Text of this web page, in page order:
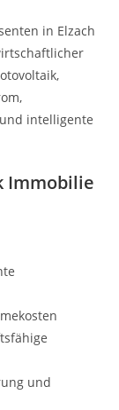
in Elzach
intelligente
Immobilie
und